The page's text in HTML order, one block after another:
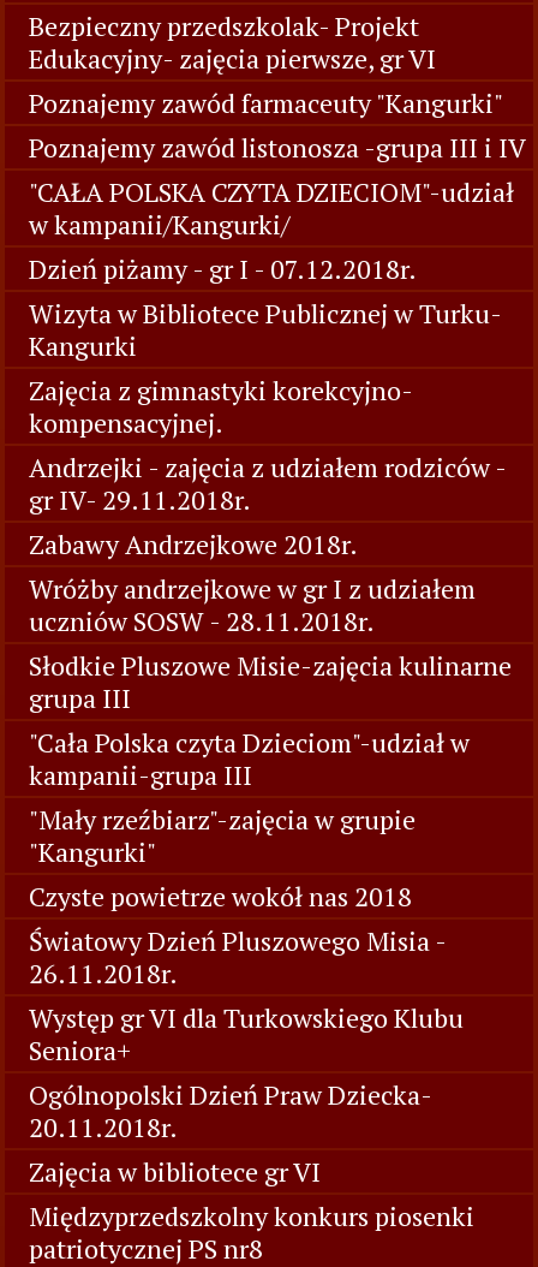
Bezpieczny przedszkolak- Projekt
Edukacyjny- zajęcia pierwsze, gr VI
Poznajemy zawód farmaceuty "Kangurki"
Poznajemy zawód listonosza -grupa III i IV
"CAŁA POLSKA CZYTA DZIECIOM"-udział
w kampanii/Kangurki/
Dzień piżamy - gr I - 07.12.2018r.
Wizyta w Bibliotece Publicznej w Turku-
Kangurki
Zajęcia z gimnastyki korekcyjno-
kompensacyjnej.
Andrzejki - zajęcia z udziałem rodziców -
gr IV- 29.11.2018r.
Zabawy Andrzejkowe 2018r.
Wróżby andrzejkowe w gr I z udziałem
uczniów SOSW - 28.11.2018r.
Słodkie Pluszowe Misie-zajęcia kulinarne
grupa III
"Cała Polska czyta Dzieciom"-udział w
kampanii-grupa III
"Mały rzeźbiarz"-zajęcia w grupie
"Kangurki"
Czyste powietrze wokół nas 2018
Światowy Dzień Pluszowego Misia -
26.11.2018r.
Występ gr VI dla Turkowskiego Klubu
Seniora+
Ogólnopolski Dzień Praw Dziecka-
20.11.2018r.
Zajęcia w bibliotece gr VI
Międzyprzedszkolny konkurs piosenki
patriotycznej PS nr8